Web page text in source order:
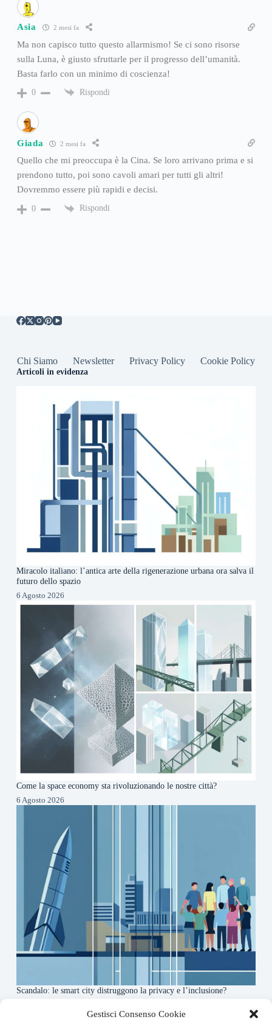
Gestisci Consenso Cookie
Asia 2 mesi fa
Ma non capisco tutto questo allarmismo! Se ci sono risorse
sulla Luna, è giusto sfruttarle per il progresso dell’umanità.
Basta farlo con un minimo di coscienza!
0 Rispondi
Giada 2 mesi fa
Quello che mi preoccupa è la Cina. Se loro arrivano prima e si
prendono tutto, poi sono cavoli amari per tutti gli altri!
Dovremmo essere più rapidi e decisi.
0 Rispondi
Chi Siamo Newsletter Privacy Policy Cookie Policy
Articoli in evidenza
Miracolo italiano: l’antica arte della rigenerazione urbana ora salva il
futuro dello spazio
6 Agosto 2026
Come la space economy sta rivoluzionando le nostre città?
6 Agosto 2026
Scandalo: le smart city distruggono la privacy e l’inclusione?